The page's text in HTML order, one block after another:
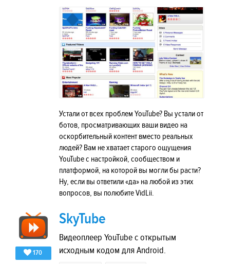
Устали от всех проблем YouTube? Вы устали от
ботов, просматривающих ваши видео на
оскорбительный контент вместо реальных
людей? Вам не хватает старого ощущения
YouTube с настройкой, сообществом и
платформой, на которой вы могли бы расти?
Ну, если вы ответили «да» на любой из этих
вопросов, вы полюбите VidLii.
170
SkyTube
Видеоплеер YouTube с открытым
исходным кодом для Android.